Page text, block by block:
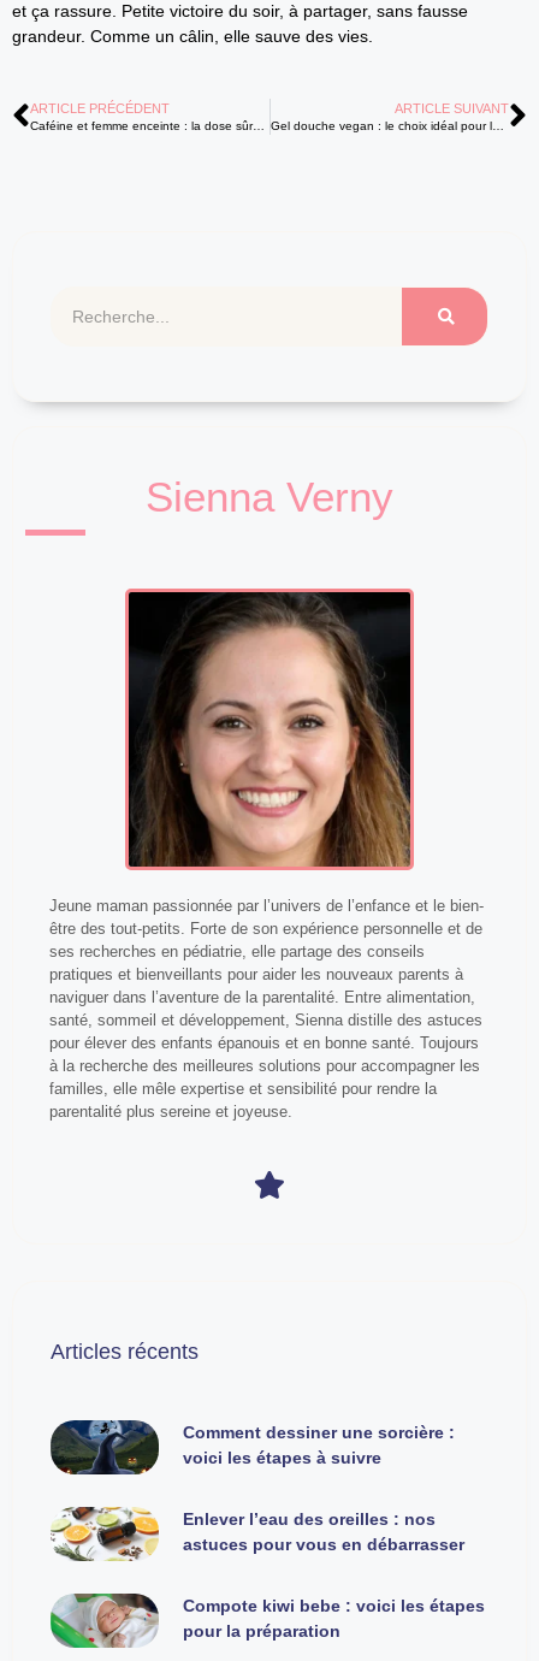
et ça rassure. Petite victoire du soir, à partager, sans fausse
grandeur. Comme un câlin, elle sauve des vies.
ARTICLE PRÉCÉDENT
Caféine et femme enceinte : la dose sûre en mg par jour?
ARTICLE SUIVANT
Gel douche vegan : le choix idéal pour la peau de bébé
Sienna Verny
Jeune maman passionnée par l’univers de l’enfance et le bien-
être des tout-petits. Forte de son expérience personnelle et de
ses recherches en pédiatrie, elle partage des conseils
pratiques et bienveillants pour aider les nouveaux parents à
naviguer dans l’aventure de la parentalité. Entre alimentation,
santé, sommeil et développement, Sienna distille des astuces
pour élever des enfants épanouis et en bonne santé. Toujours
à la recherche des meilleures solutions pour accompagner les
familles, elle mêle expertise et sensibilité pour rendre la
parentalité plus sereine et joyeuse.
Articles récents
Comment dessiner une sorcière :
voici les étapes à suivre
Enlever l’eau des oreilles : nos
astuces pour vous en débarrasser
Compote kiwi bebe : voici les étapes
pour la préparation